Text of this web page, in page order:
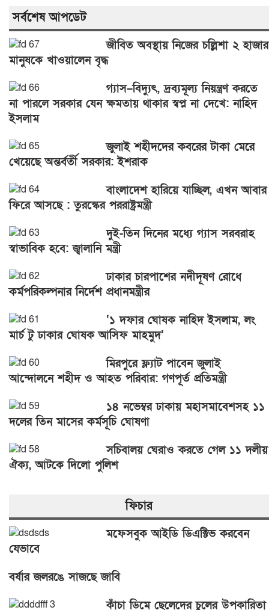
সর্বশেষ আপডেট
জীবিত অবস্থায় নিজের চল্লিশা ২ হাজার
মানুষকে খাওয়ালেন বৃদ্ধ
গ্যাস–বিদ্যুৎ, দ্রব্যমূল্য নিয়ন্ত্রণ করতে
না পারলে সরকার যেন ক্ষমতায় থাকার স্বপ্ন না দেখে: নাহিদ
ইসলাম
জুলাই শহীদদের কবরের টাকা মেরে
খেয়েছে অন্তর্বর্তী সরকার: ইশরাক
বাংলাদেশ হারিয়ে যাচ্ছিল, এখন আবার
ফিরে আসছে : তুরস্কের পররাষ্ট্রমন্ত্রী
দুই-তিন দিনের মধ্যে গ্যাস সরবরাহ
স্বাভাবিক হবে: জ্বালানি মন্ত্রী
ঢাকার চারপাশের নদীদূষণ রোধে
কর্মপরিকল্পনার নির্দেশ প্রধানমন্ত্রীর
‘১ দফার ঘোষক নাহিদ ইসলাম, লং
মার্চ টু ঢাকার ঘোষক আসিফ মাহমুদ’
মিরপুরে ফ্ল্যাট পাবেন জুলাই
আন্দোলনে শহীদ ও আহত পরিবার: গণপূর্ত প্রতিমন্ত্রী
১৪ নভেম্বর ঢাকায় মহাসমাবেশসহ ১১
দলের তিন মাসের কর্মসূচি ঘোষণা
সচিবালয় ঘেরাও করতে গেল ১১ দলীয়
ঐক্য, আটকে দিলো পুলিশ
ফিচার
মফেসবুক আইডি ডিএক্টিভ করবেন
যেভাবে
বর্ষার জলরঙে সাজছে জাবি
কাঁচা ডিমে ছেলেদের চুলের উপকারিতা